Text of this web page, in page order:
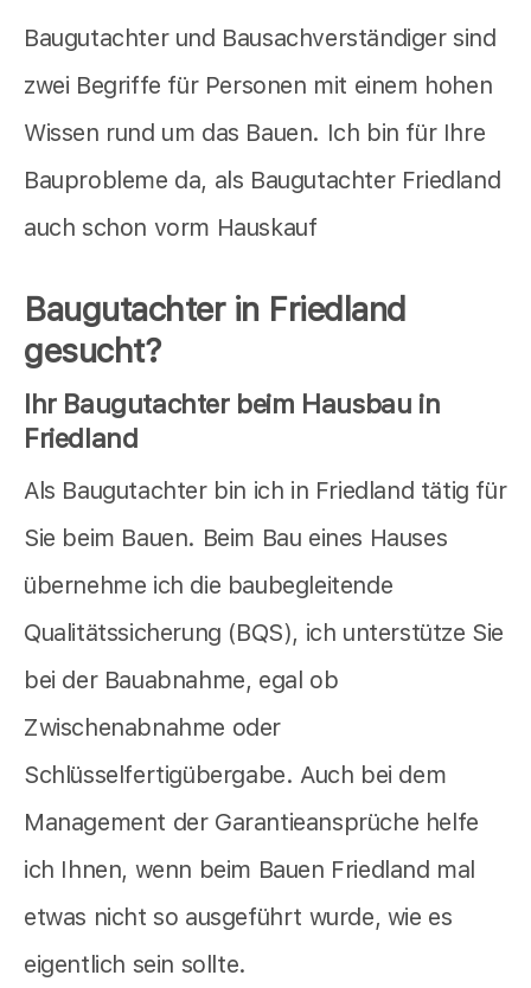
Baugutachter und Bausachverständiger sind
zwei Begriffe für Personen mit einem hohen
Wissen rund um das Bauen. Ich bin für Ihre
Bauprobleme da, als Baugutachter Friedland
auch schon vorm Hauskauf
Baugutachter in Friedland
gesucht?
Ihr Baugutachter beim Hausbau in
Friedland
Als Baugutachter bin ich in Friedland tätig für
Sie beim Bauen. Beim Bau eines Hauses
übernehme ich die baubegleitende
Qualitätssicherung (BQS), ich unterstütze Sie
bei der Bauabnahme, egal ob
Zwischenabnahme oder
Schlüsselfertigübergabe. Auch bei dem
Management der Garantieansprüche helfe
ich Ihnen, wenn beim Bauen Friedland mal
etwas nicht so ausgeführt wurde, wie es
eigentlich sein sollte.